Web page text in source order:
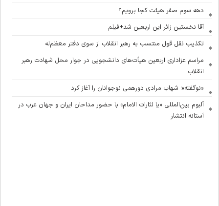
دهه سوم صفر هیئت کجا برویم؟
آقا نخستین زائر این اربعین شد+فیلم
تکذیب نقل قول منتسب به رهبر انقلاب از سوی دفتر معظم‌له
مراسم عزاداری اربعین هیأت‌های دانشجویی در جوار محل شهادت رهبر
انقلاب
«نوگفته»؛ شهاب مرادی دورهمی نوجوانان را آغاز کرد
آلبوم بین‌المللی «یا لثارات الامام» با حضور مداحان ایران و جهان عرب در
آستانه انتشار